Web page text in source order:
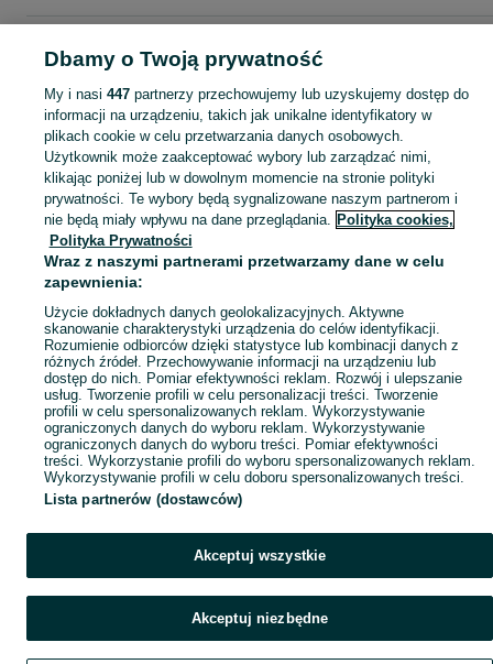
KATEGORIA
Skorzystaj z największego serwisu ogłoszeniowego - Kruszewnia i okolice! Kupuj to, czego pragniesz i sprzedawaj to, czego już nie potrzebujesz! Zobacz
Mapa kategorii
Mapa miejscowości
Mapa ministron
Popularne wyszukiwania
Dbamy o Twoją prywatność
My i nasi 447partnerzy przechowujemy lub uzyskujemy dostęp do
informacji na urządzeniu, takich jak unikalne identyfikatory w
plikach cookie w celu przetwarzania danych osobowych.
Użytkownik może zaakceptować wybory lub zarządzać nimi,
klikając poniżej lub w dowolnym momencie na stronie polityki
prywatności. Te wybory będą sygnalizowane naszym partnerom i
nie będą miały wpływu na dane przeglądania. Polityka cookies,
Polityka Prywatności
Wraz z naszymi partnerami przetwarzamy dane w celu
zapewnienia:
Użycie dokładnych danych geolokalizacyjnych. Aktywne
skanowanie charakterystyki urządzenia do celów identyfikacji.
Rozumienie odbiorców dzięki statystyce lub kombinacji danych z
różnych źródeł. Przechowywanie informacji na urządzeniu lub
dostęp do nich. Pomiar efektywności reklam. Rozwój i ulepszanie
usług. Tworzenie profili w celu personalizacji treści. Tworzenie
profili w celu spersonalizowanych reklam. Wykorzystywanie
ograniczonych danych do wyboru reklam. Wykorzystywanie
ograniczonych danych do wyboru treści. Pomiar efektywności
treści. Wykorzystanie profili do wyboru spersonalizowanych reklam.
Wykorzystywanie profili w celu doboru spersonalizowanych treści.
Lista partnerów (dostawców)
Akceptuj wszystkie
Akceptuj niezbędne